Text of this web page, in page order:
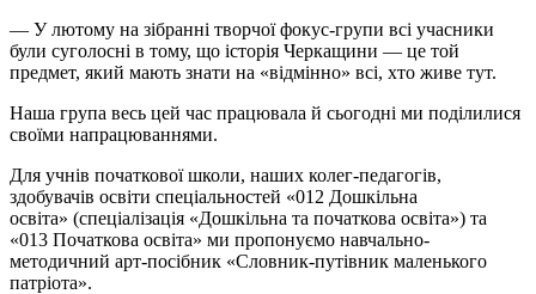
— У лютому на зібранні творчої фокус-групи всі учасники
були суголосні в тому, що історія Черкащини — це той
предмет, який мають знати на «відмінно» всі, хто живе тут.
Наша група весь цей час працювала й сьогодні ми поділилися
своїми напрацюваннями.
Для учнів початкової школи, наших колег-педагогів,
здобувачів освіти спеціальностей «012 Дошкільна
освіта» (спеціалізація «Дошкільна та початкова освіта») та
«013 Початкова освіта» ми пропонуємо навчально-
методичний арт-посібник «Словник-путівник маленького
патріота».